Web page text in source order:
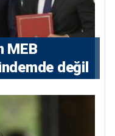
MEB
değil